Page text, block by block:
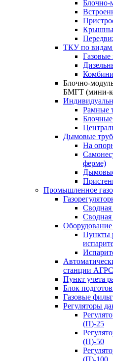
Блочно-
ТКУ по видам
Газовые
Блочно-
БМГТ (мини-
Рамные
Дымовые
На
ферме)
Промышленное
Пункты
станции АГРС
Пункт учета
Блок
Газовые
Регуляторы
(П)-25
(П)-50
(П)-100